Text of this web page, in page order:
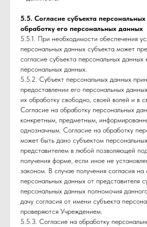
5.5. Согласие субъекта
обработку его персональных данных
5.5.1. При необходимости обеспечения
персональных данных субъекта может
согласие субъекта персональных данных
персональных данных.
5.5.2. Субъект персональных данных
предоставлении его персональных
их обработку свободно, своей волей и в
Согласие на обработку персональных
конкретным, предметным,
однозначным. Согласие на обработку
может быть дано субъектом
представителем в любой позволяющей
получения форме, если иное не
законом. В случае получения согласия на
персональных данных от представителя
персональных данных полномочия
дачу согласия от имени субъекта
проверяются Учреждением.
5.5.3. Согласие на обработку